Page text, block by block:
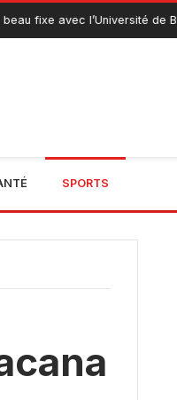
avec l’Université de Buea
SPORTS